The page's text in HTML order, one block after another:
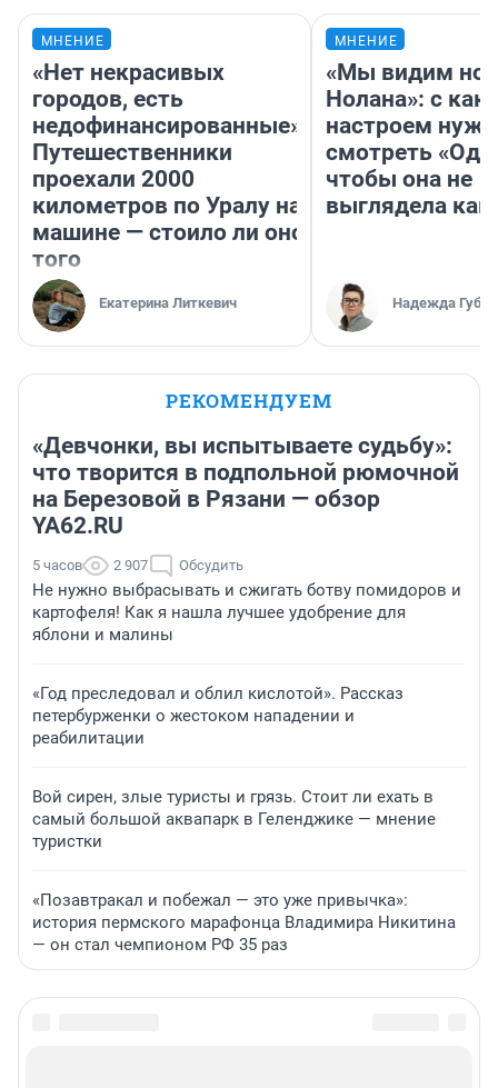
МНЕНИЕ
«Нет некрасивых
городов, есть
недофинансированные».
Путешественники
проехали 2000
километров по Уралу на
машине — стоило ли оно
того
Екатерина Литкевич
МНЕНИЕ
«Мы видим
Нолана»: с
настроем
смотреть
чтобы она не
выглядела как
Надежда
РЕКОМЕНДУЕМ
«Девчонки, вы испытываете судьбу»:
что творится в подпольной рюмочной
на Березовой в Рязани — обзор
YA62.RU
5 часов 2 907 Обсудить
Не нужно выбрасывать и сжигать ботву помидоров и
картофеля! Как я нашла лучшее удобрение для
яблони и малины
«Год преследовал и облил кислотой». Рассказ
петербурженки о жестоком нападении и
реабилитации
Вой сирен, злые туристы и грязь. Стоит ли ехать в
самый большой аквапарк в Геленджике — мнение
туристки
«Позавтракал и побежал — это уже привычка»:
история пермского марафонца Владимира Никитина
— он стал чемпионом РФ 35 раз